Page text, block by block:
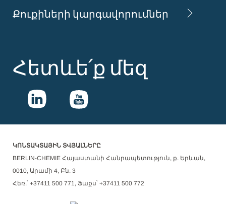
Քուքիների կարգավորումներ
Հետևե՛ք մեզ
ԿՈՆՏԱԿՏԱՅԻՆ ՏՎՅԱԼՆԵՐԸ
BERLIN-CHEMIE Հայաստանի Հանրապետություն, ք. Երևան,
0010, Արամի 4, Բն. 3
Հեռ.՝ +37411 500 771, Ֆաքս՝ +37411 500 772